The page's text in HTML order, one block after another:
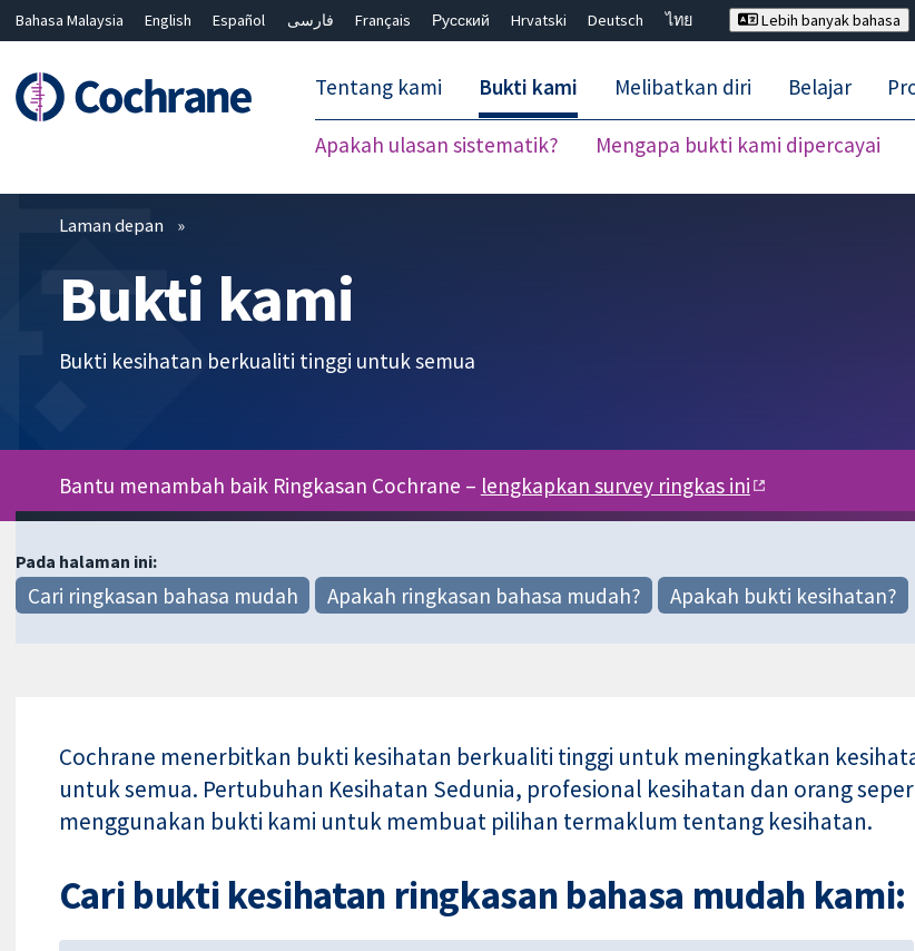
Bahasa Malaysia English Español فارسی Français Русский Hrvatski Deutsch
ไทย
Lebih banyak bahasa
Tentang kami Bukti kami
Apakah ulasan sistematik? Mengapa bukti kami dipercayai
Melibatkan diri Belajar
Penapis
Laman depan
Bukti kami
Bukti kesihatan berkualiti tinggi untuk semua
Bantu menambah baik Ringkasan Cochrane – lengkapkan survey ringkas ini
Pada halaman ini:
Cari ringkasan bahasa mudah Apakah ringkasan bahasa mudah? Apakah bukti kesihatan?
Cochrane menerbitkan bukti kesihatan berkualiti tinggi untuk meningkatkan
untuk semua. Pertubuhan Kesihatan Sedunia, profesional kesihatan dan orang
menggunakan bukti kami untuk membuat pilihan termaklum tentang kesihatan.
Cari bukti kesihatan ringkasan bahasa mudah kami: